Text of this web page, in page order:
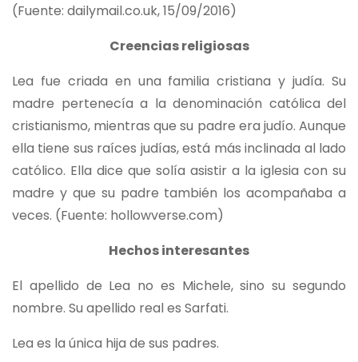
(Fuente: dailymail.co.uk, 15/09/2016)
Creencias religiosas
Lea fue criada en una familia cristiana y judía. Su
madre pertenecía a la denominación católica del
cristianismo, mientras que su padre era judío. Aunque
ella tiene sus raíces judías, está más inclinada al lado
católico. Ella dice que solía asistir a la iglesia con su
madre y que su padre también los acompañaba a
veces. (Fuente: hollowverse.com)
Hechos interesantes
El apellido de Lea no es Michele, sino su segundo
nombre. Su apellido real es Sarfati.
Lea es la única hija de sus padres.